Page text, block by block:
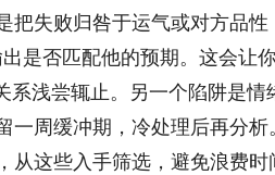
把失败归咎于运气或对方品
是否匹配他的预期。这会让
系浅尝辄止。另一个陷阱是
一周缓冲期，冷处理后再分
这些入手筛选，避免浪费时